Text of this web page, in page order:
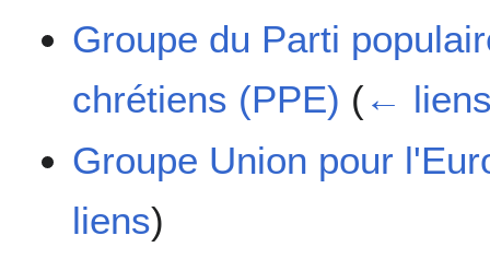
Groupe du Parti
chrétiens (PPE) (←
Groupe Union pour
liens)